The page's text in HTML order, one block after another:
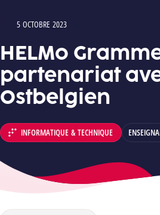
HELMo
partenariat
Ostbelgien
Type : Articles
5 OCTOBRE 2023
DÉPARTEMENT :
INFORMATIQUE & TECHNIQUE